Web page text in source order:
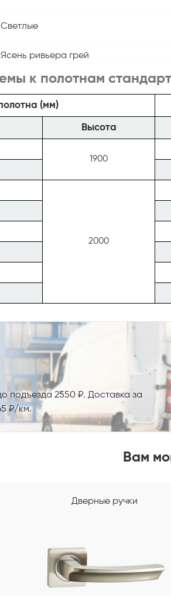
Светлые
Ясень ривьера грей
к полотнам
(мм)
Высота
1900
2000
подъезда 2550 ₽. Доставка за
₽/км.
Вам
Дверные ручки
Выберите способ связи
Перезвонить